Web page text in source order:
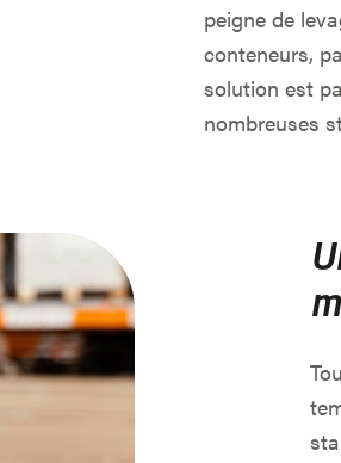
peigne de
conteneurs,
solution est
nombreuses